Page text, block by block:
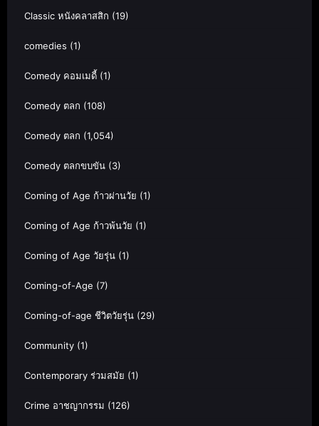
Classic หนังคลาสสิก (19)
comedies (1)
Comedy คอมเมดี้ (1)
Comedy ตลก (108)
Comedy ตลก (1,054)
Comedy ตลกขบขัน (3)
Coming of Age ก้าวผ่านวัย (1)
Coming of Age ก้าวพ้นวัย (1)
Coming of Age วัยรุ่น (1)
Coming-of-Age (7)
Coming-of-age ชีวิตวัยรุ่น (29)
Community (1)
Contemporary ร่วมสมัย (1)
Crime อาชญากรรม (126)